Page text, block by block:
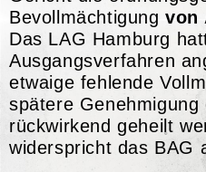
Bevollmächtigungvon
Das LAG Hamburg
Ausgangsverfahren
etwaige fehlende
spätere Genehmigung
rückwirkend geheilt
widerspricht das BAG